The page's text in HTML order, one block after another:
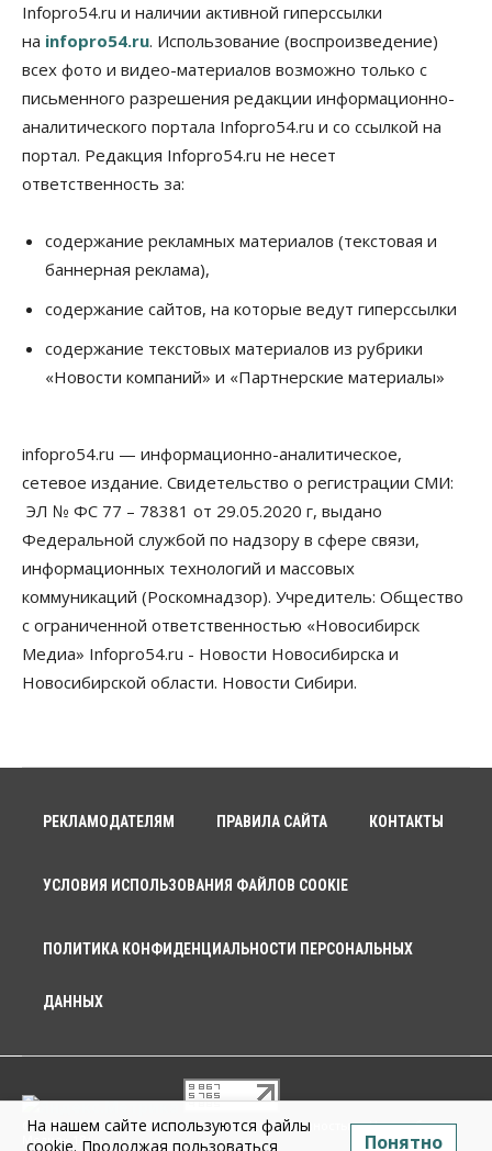
Infopro54.ru и наличии активной гиперссылки
на infopro54.ru. Использование (воспроизведение)
всех фото и видео-материалов возможно только с
письменного разрешения редакции информационно-
аналитического портала Infopro54.ru и со ссылкой на
портал. Редакция Infopro54.ru не несет
ответственность за:
содержание рекламных материалов (текстовая и
баннерная реклама),
содержание сайтов, на которые ведут гиперссылки
содержание текстовых материалов из рубрики
«Новости компаний» и «Партнерские материалы»
infopro54.ru — информационно-аналитическое,
сетевое издание. Свидетельство о регистрации СМИ:
ЭЛ № ФС 77 – 78381 от 29.05.2020 г, выдано
Федеральной службой по надзору в сфере связи,
информационных технологий и массовых
коммуникаций (Роскомнадзор). Учредитель: Общество
с ограниченной ответственностью «Новосибирск
Медиа» Infopro54.ru - Новости Новосибирска и
Новосибирской области. Новости Сибири.
РЕКЛАМОДАТЕЛЯМ ПРАВИЛА САЙТА КОНТАКТЫ
УСЛОВИЯ ИСПОЛЬЗОВАНИЯ ФАЙЛОВ COOKIE
ПОЛИТИКА КОНФИДЕНЦИАЛЬНОСТИ ПЕРСОНАЛЬНЫХ
ДАННЫХ
© 2026 г. Общество с ограниченной ответственностью «Новосибирск
Медиа» 18+
На нашем сайте используются файлы
cookie. Продолжая пользоваться
Понятно